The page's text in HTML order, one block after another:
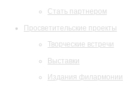
Стать партнером
Просветительские проекты
Творческие встречи
Выставки
Издания филармонии